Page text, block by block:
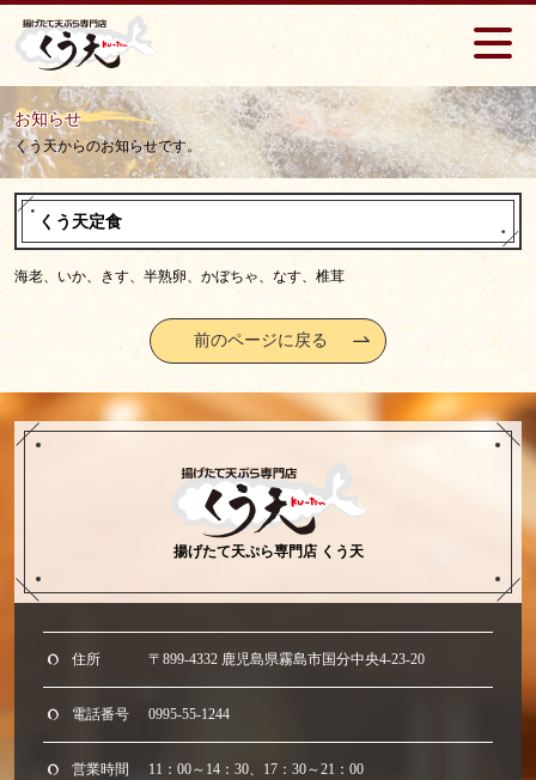
お知らせ
くう天からのお知らせです。
くう天定食
海老、いか、きす、半熟卵、かぼちゃ、なす、椎茸
前のページに戻る
揚げたて天ぷら専門店 くう天
住所 〒899-4332 鹿児島県霧島市国分中央4-23-20
電話番号 0995-55-1244
営業時間 11：00～14：30、17：30～21：00